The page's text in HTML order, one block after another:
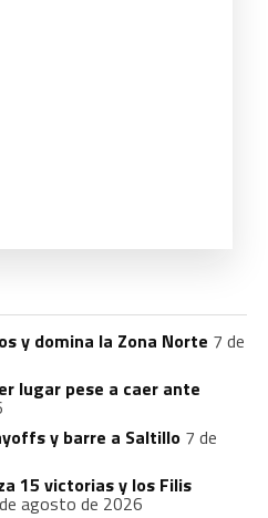
y domina la Zona Norte 7 de
lugar pese a caer ante
y barre a Saltillo 7 de
15 victorias y los Filis
agosto de 2026